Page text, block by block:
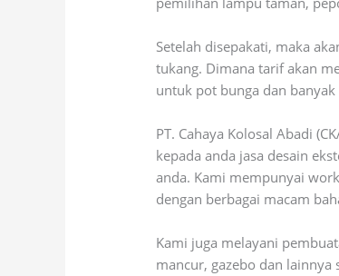
Setelah disepakati, maka
tukang. Dimana tarif akan
untuk pot bunga dan banyak
PT. Cahaya Kolosal Abadi
kepada anda jasa desain
anda. Kami mempunyai
dengan berbagai macam
Kami juga melayani
mancur, gazebo dan